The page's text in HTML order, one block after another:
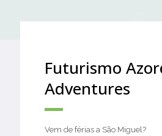
Futurismo
Adventures
Vem de férias a São Miguel?